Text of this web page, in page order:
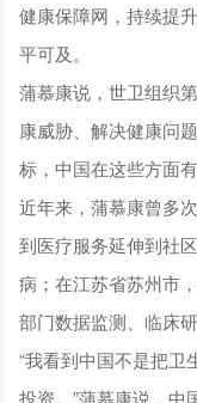
健康保障网，持续提
平可及。
蒲慕康说，世卫组织
康威胁、解决健康问
标，中国在这些方面
近年来，蒲慕康曾多
到医疗服务延伸到社
病；在江苏省苏州市
部门数据监测、临床
“我看到中国不是把卫